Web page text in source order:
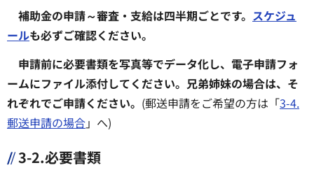
補助金の申請～審査・支給は四半期ごとです。 スケジュ
ールも必ずご確認ください。
申請前に必要書類を写真等でデータ化し、電子申請フォ
ームにファイル添付してください。 兄弟姉妹の場合は、そ
れぞれでご申請ください。 (郵送申請をご希望の方は「3-4.
郵送申請の場合」へ)
3-2.必要書類